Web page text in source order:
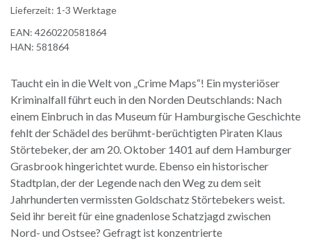
Lieferzeit: 1-3 Werktage
EAN: 4260220581864
HAN: 581864
Taucht ein in die Welt von „Crime Maps“! Ein mysteriöser
Kriminalfall führt euch in den Norden Deutschlands: Nach
einem Einbruch in das Museum für Hamburgische Geschichte
fehlt der Schädel des berühmt-berüchtigten Piraten Klaus
Störtebeker, der am 20. Oktober 1401 auf dem Hamburger
Grasbrook hingerichtet wurde. Ebenso ein historischer
Stadtplan, der der Legende nach den Weg zu dem seit
Jahrhunderten vermissten Goldschatz Störtebekers weist.
Seid ihr bereit für eine gnadenlose Schatzjagd zwischen
Nord- und Ostsee? Gefragt ist konzentrierte